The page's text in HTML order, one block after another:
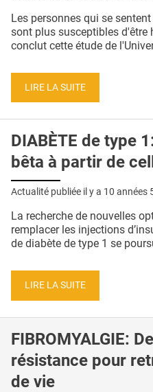
PUBLICITÉ
CONTACT
Les personnes qui se
sont plus susceptibles d'être
conclut cette étude de
LIRE LA SUITE
DIABÈTE de type
bêta à partir de
Actualité publiée il y a 10 années
La recherche de nouvelles
remplacer les injections
de diabète de type 1 se
LIRE LA SUITE
FIBROMYALGIE:
résistance pour
de vie